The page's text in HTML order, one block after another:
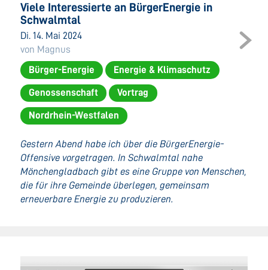
Viele Interessierte an BürgerEnergie in
Schwalmtal
Di. 14. Mai 2024
von Magnus
Bürger-Energie
Energie & Klimaschutz
Genossenschaft Vortrag
Nordrhein-Westfalen
Gestern Abend habe ich über die BürgerEnergie-
Offensive vorgetragen. In Schwalmtal nahe
Mönchengladbach gibt es eine Gruppe von Menschen,
die für ihre Gemeinde überlegen, gemeinsam
erneuerbare Energie zu produzieren.